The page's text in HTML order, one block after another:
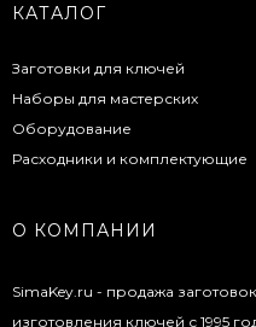
КАТАЛОГ
Заготовки для ключей
Наборы для мастерских
Оборудование
Расходники и комплектующие
О КОМПАНИИ
SimaKey.ru - продажа
изготовления ключей с 1995